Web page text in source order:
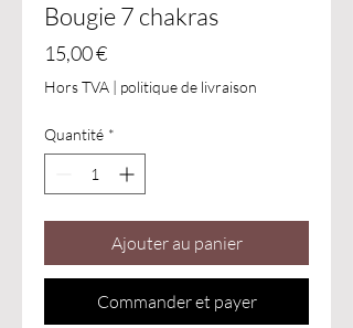
Bougie 7 chakras
15,00 €Prix
Hors TVA | politique de livraison
Quantité *
Ajouter au panier
Commander et payer